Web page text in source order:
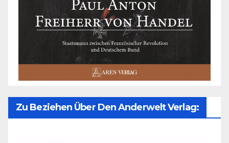
Zu Beziehen Über Den Anderwelt Verlag: